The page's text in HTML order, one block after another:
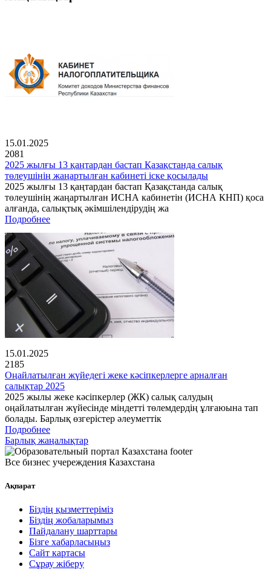
15.01.2025
2081
2025 жылғы 13 қаңтардан бастап Қазақстанда салық
төлеушінің жаңартылған кабинеті іске қосылады
2025 жылғы 13 қаңтардан бастап Қазақстанда салық
төлеушінің жаңартылған ИСНА кабинетін (ИСНА КНП) қоса
алғанда, салықтық әкімшілендірудің жа
Подробнее
15.01.2025
2185
Оңайлатылған жүйедегі жеке кәсіпкерлерге арналған
салықтар 2025
2025 жылы жеке кәсіпкерлер (ЖК) салық салудың
оңайлатылған жүйесінде міндетті төлемдердің ұлғаюына тап
болады. Барлық өзгерістер әлеуметтік
Подробнее
Барлық жаңалықтар
Все бизнес учереждения Казахстана
Ақпарат
Біздің қызметтеріміз
Біздің жобаларымыз
Пайдалану шарттары
Бізге хабарласыңыз
Сайт картасы
Сұрау жіберу